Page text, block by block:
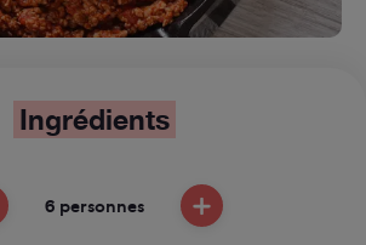
Ingrédients
ENLEVER UNE PERSONNE
6 personnes AJOUTER UNE